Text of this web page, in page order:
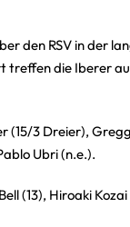
den RSV in der
die Iberer
3 Dreier),
Ubri (n.e.).
(13), Hiroaki